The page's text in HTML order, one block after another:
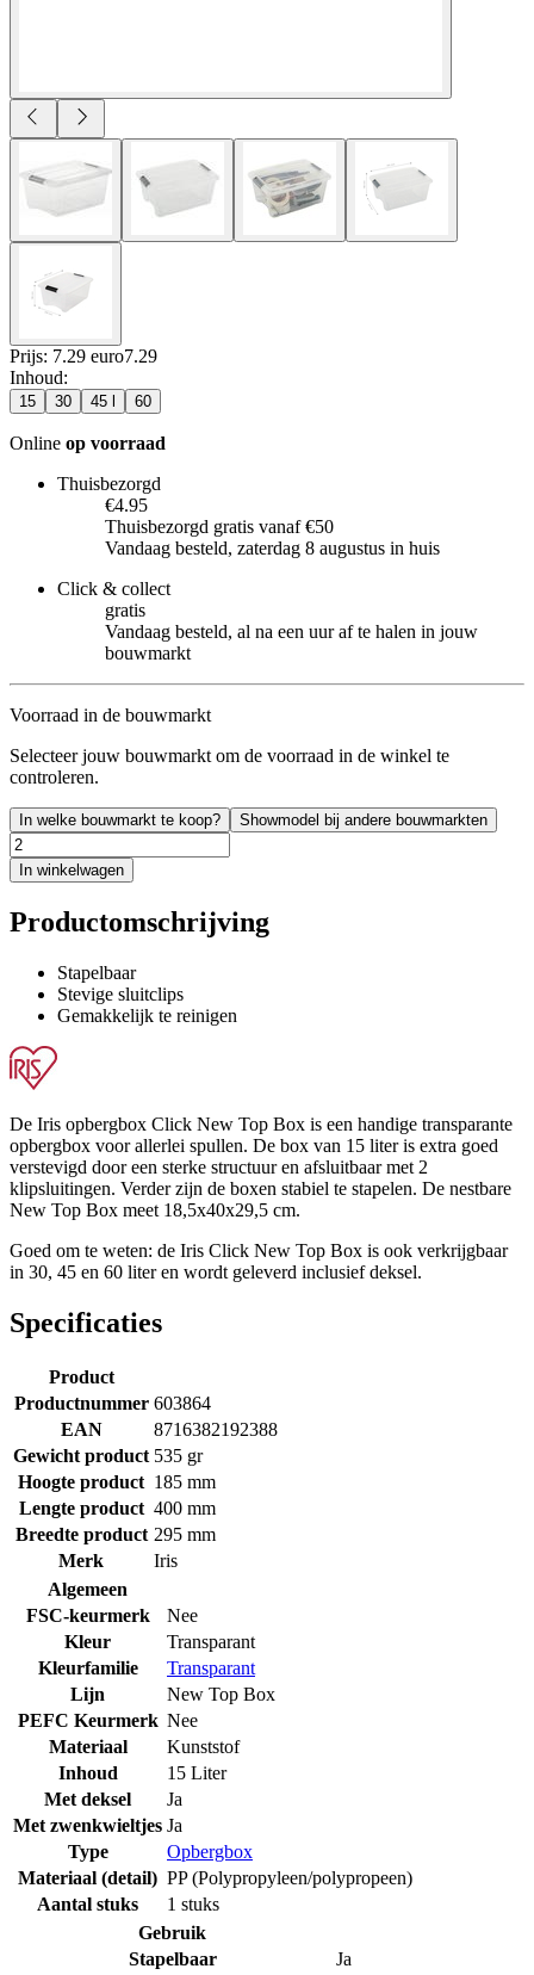
Prijs: 7.29 euro7.29
Inhoud:
15 30 45 l 60
Online op voorraad
Thuisbezorgd
€4.95
Thuisbezorgd gratis vanaf €50
Vandaag besteld, zaterdag 8 augustus in huis
Click & collect
gratis
Vandaag besteld, al na een uur af te halen in jouw
bouwmarkt
Voorraad in de bouwmarkt
Selecteer jouw bouwmarkt om de voorraad in de winkel te
controleren.
In welke bouwmarkt te koop? Showmodel bij andere bouwmarkten
In winkelwagen
Productomschrijving
Stapelbaar
Stevige sluitclips
Gemakkelijk te reinigen
De Iris opbergbox Click New Top Box is een handige transparante
opbergbox voor allerlei spullen. De box van 15 liter is extra goed
verstevigd door een sterke structuur en afsluitbaar met 2
klipsluitingen. Verder zijn de boxen stabiel te stapelen. De nestbare
New Top Box meet 18,5x40x29,5 cm.
Goed om te weten: de Iris Click New Top Box is ook verkrijgbaar
in 30, 45 en 60 liter en wordt geleverd inclusief deksel.
Specificaties
Product
Productnummer 603864
EAN
8716382192388
Gewicht product 535 gr
Hoogte product 185 mm
Lengte product 400 mm
Breedte product 295 mm
Merk
Iris
Algemeen
FSC-keurmerk
Nee
Kleur
Transparant
Kleurfamilie
Transparant
Lijn
New Top Box
PEFC Keurmerk Nee
Materiaal
Kunststof
Inhoud
15 Liter
Met deksel
Ja
Met zwenkwieltjes Ja
Type
Opbergbox
Materiaal (detail) PP (Polypropyleen/polypropeen)
Aantal stuks
1 stuks
Gebruik
Stapelbaar
Ja